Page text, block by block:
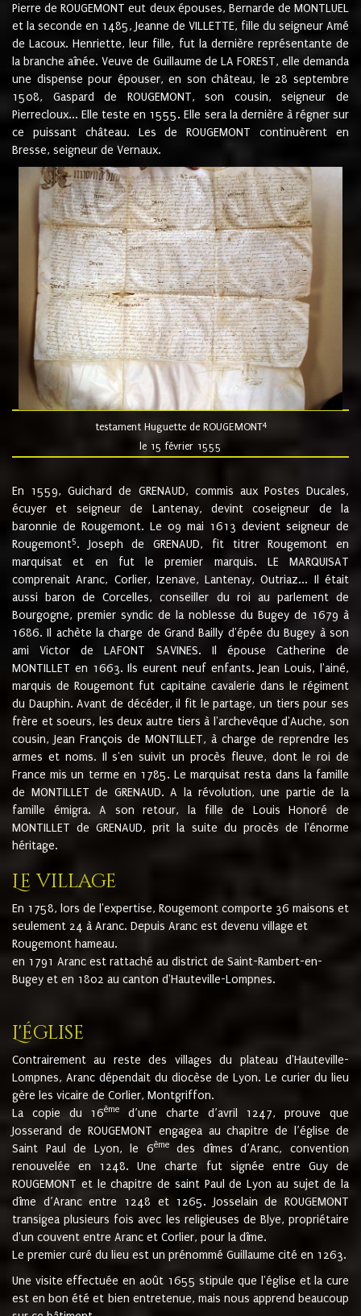
Pierre de ROUGEMONT eut deux épouses, Bernarde de MONTLUEL
et la seconde en 1485, Jeanne de VILLETTE, fille du seigneur Amé
de Lacoux. Henriette, leur fille, fut la dernière représentante de
la branche aînée. Veuve de Guillaume de LA FOREST, elle demanda
une dispense pour épouser, en son château, le 28 septembre
1508, Gaspard de ROUGEMONT, son cousin, seigneur de
Pierrecloux... Elle teste en 1555. Elle sera la dernière à régner sur
ce puissant château. Les de ROUGEMONT continuèrent en
Bresse, seigneur de Vernaux.
testament Huguette de ROUGEMONT4
le 15 février 1555
En 1559, Guichard de GRENAUD, commis aux Postes Ducales,
écuyer et seigneur de Lantenay, devint coseigneur de la
baronnie de Rougemont. Le 09 mai 1613 devient seigneur de
Rougemont5. Joseph de GRENAUD, fit titrer Rougemont en
marquisat et en fut le premier marquis. LE MARQUISAT
comprenait Aranc, Corlier, Izenave, Lantenay, Outriaz... Il était
aussi baron de Corcelles, conseiller du roi au parlement de
Bourgogne, premier syndic de la noblesse du Bugey de 1679 à
1686. Il achète la charge de Grand Bailly d'épée du Bugey à son
ami Victor de LAFONT SAVINES. Il épouse Catherine de
MONTILLET en 1663. Ils eurent neuf enfants. Jean Louis, l'ainé,
marquis de Rougemont fut capitaine cavalerie dans le régiment
du Dauphin. Avant de décéder, il fit le partage, un tiers pour ses
frère et soeurs, les deux autre tiers à l'archevêque d'Auche, son
cousin, Jean François de MONTILLET, à charge de reprendre les
armes et noms. Il s'en suivit un procès fleuve, dont le roi de
France mis un terme en 1785. Le marquisat resta dans la famille
de MONTILLET de GRENAUD. A la révolution, une partie de la
famille émigra. A son retour, la fille de Louis Honoré de
MONTILLET de GRENAUD, prit la suite du procès de l'énorme
héritage.
Le village
En 1758, lors de l'expertise, Rougemont comporte 36 maisons et
seulement 24 à Aranc. Depuis Aranc est devenu village et
Rougemont hameau.
en 1791 Aranc est rattaché au district de Saint-Rambert-en-
Bugey et en 1802 au canton d'Hauteville-Lompnes.
L'église
Contrairement au reste des villages du plateau d'Hauteville-
Lompnes, Aranc dépendait du diocèse de Lyon. Le curier du lieu
gère les vicaire de Corlier, Montgriffon.
La copie du 16ème
d’une charte d’avril 1247, prouve que
Josserand de ROUGEMONT engagea au chapitre de l’église de
Saint Paul de Lyon, le 6èmedes dîmes d’Aranc, convention
renouvelée en 1248. Une charte fut signée entre Guy de
ROUGEMONT et le chapitre de saint Paul de Lyon au sujet de la
dîme d’Aranc entre 1248 et 1265. Josselain de ROUGEMONT
transigea plusieurs fois avec les religieuses de Blye, propriétaire
d'un couvent entre Aranc et Corlier, pour la dîme.
Le premier curé du lieu est un prénommé Guillaume cité en 1263.
Une visite effectuée en août 1655 stipule que l'église et la cure
est en bon été et bien entretenue, mais nous apprend beaucoup